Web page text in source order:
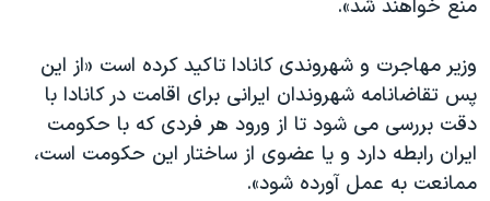
منع خواهند شد».
وزیر مهاجرت و شهروندی کانادا تاکید کرده است «از این
پس تقاضانامه شهروندان ایرانی برای اقامت در کانادا با
دقت بررسی می شود تا از ورود هر فردی که با حکومت
ایران رابطه دارد و یا عضوی از ساختار این حکومت است،
ممانعت به عمل آورده شود».